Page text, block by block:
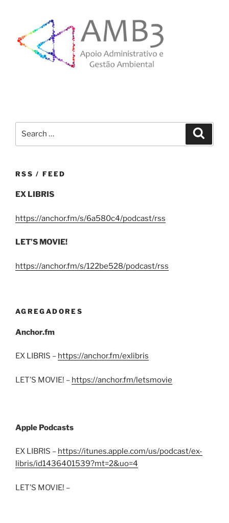
RSS / FEED
EX LIBRIS
https://anchor.fm/s/6a580c4/podcast/rss
LET’S MOVIE!
https://anchor.fm/s/122be528/podcast/rss
AGREGADORES
Anchor.fm
EX LIBRIS – https://anchor.fm/exlibris
LET’S MOVIE! – https://anchor.fm/letsmovie
Apple Podcasts
EX LIBRIS – https://itunes.apple.com/us/podcast/ex-
libris/id1436401539?mt=2&uo=4
LET’S MOVIE! –